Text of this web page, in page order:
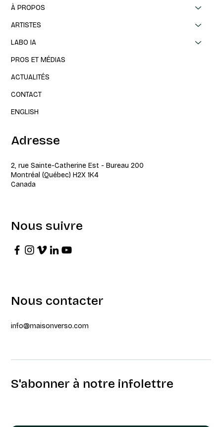
À PROPOS
ARTISTES
LABO IA
PROS ET MÉDIAS
ACTUALITÉS
CONTACT
ENGLISH
Adresse
2, rue Sainte-Catherine Est - Bureau 200
Montréal (Québec) H2X 1K4
Canada
Nous suivre
Nous contacter
info@maisonverso.com
S'abonner à notre infolettre